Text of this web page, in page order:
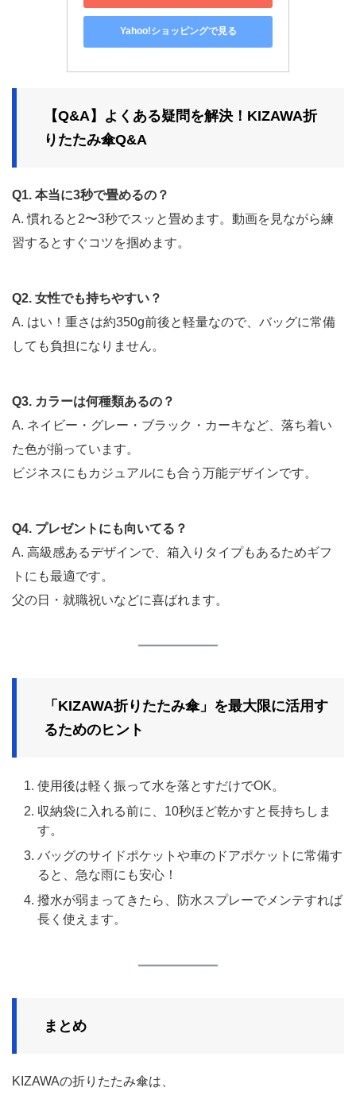
Yahoo!ショッピングで見る
【Q&A】よくある疑問を解決！KIZAWA折
りたたみ傘Q&A
Q1. 本当に3秒で畳めるの？
A. 慣れると2〜3秒でスッと畳めます。動画を見ながら練
習するとすぐコツを掴めます。
Q2. 女性でも持ちやすい？
A. はい！重さは約350g前後と軽量なので、バッグに常備
しても負担になりません。
Q3. カラーは何種類あるの？
A. ネイビー・グレー・ブラック・カーキなど、落ち着い
た色が揃っています。
ビジネスにもカジュアルにも合う万能デザインです。
Q4. プレゼントにも向いてる？
A. 高級感あるデザインで、箱入りタイプもあるためギフ
トにも最適です。
父の日・就職祝いなどに喜ばれます。
「KIZAWA折りたたみ傘」を最大限に活用す
るためのヒント
使用後は軽く振って水を落とすだけでOK。
収納袋に入れる前に、10秒ほど乾かすと長持ちしま
す。
バッグのサイドポケットや車のドアポケットに常備す
ると、急な雨にも安心！
撥水が弱まってきたら、防水スプレーでメンテすれば
長く使えます。
まとめ
KIZAWAの折りたたみ傘は、